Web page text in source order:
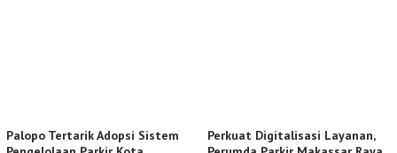
Palopo Tertarik Adopsi Sistem
Perkuat Digitalisasi Layanan,